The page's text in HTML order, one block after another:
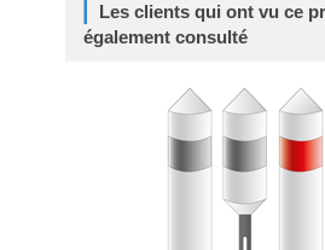
Les clients qui ont vu ce
également consulté